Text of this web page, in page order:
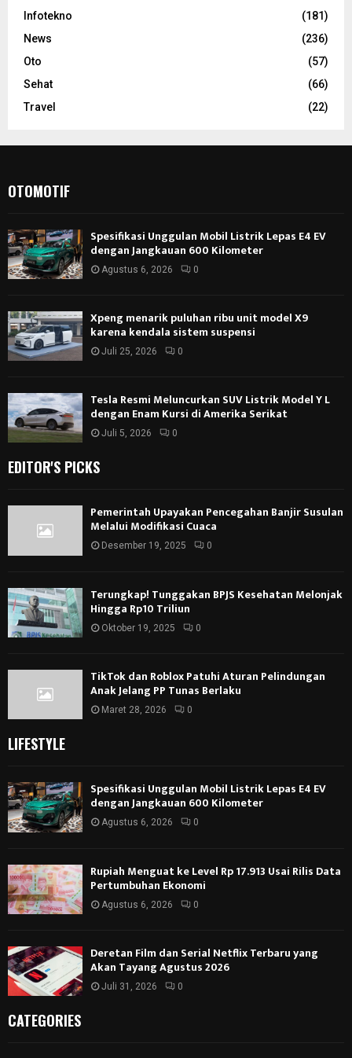
Infotekno
(181)
News
(236)
Oto
(57)
Sehat
(66)
Travel
(22)
OTOMOTIF
Spesifikasi Unggulan Mobil Listrik Lepas E4 EV
dengan Jangkauan 600 Kilometer
Agustus 6, 2026 0
Xpeng menarik puluhan ribu unit model X9
karena kendala sistem suspensi
Juli 25, 2026 0
Tesla Resmi Meluncurkan SUV Listrik Model Y L
dengan Enam Kursi di Amerika Serikat
Juli 5, 2026 0
EDITOR'S PICKS
Pemerintah Upayakan Pencegahan Banjir Susulan
Melalui Modifikasi Cuaca
Desember 19, 2025 0
Terungkap! Tunggakan BPJS Kesehatan Melonjak
Hingga Rp10 Triliun
Oktober 19, 2025 0
TikTok dan Roblox Patuhi Aturan Pelindungan
Anak Jelang PP Tunas Berlaku
Maret 28, 2026 0
LIFESTYLE
Spesifikasi Unggulan Mobil Listrik Lepas E4 EV
dengan Jangkauan 600 Kilometer
Agustus 6, 2026 0
Rupiah Menguat ke Level Rp 17.913 Usai Rilis Data
Pertumbuhan Ekonomi
Agustus 6, 2026 0
Deretan Film dan Serial Netflix Terbaru yang
Akan Tayang Agustus 2026
Juli 31, 2026 0
CATEGORIES